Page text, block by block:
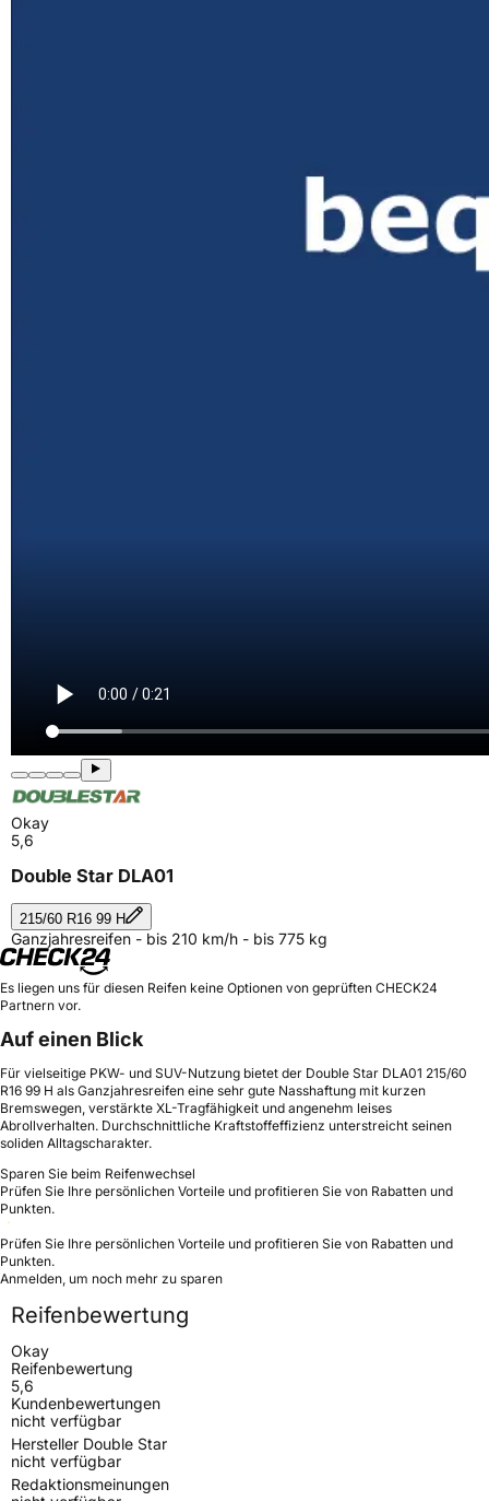
Okay
5,6
Double Star DLA01
215/60 R16 99 H
Ganzjahresreifen - bis 210 km/h - bis 775 kg
Es liegen uns für diesen Reifen keine Optionen von geprüften CHECK24
Partnern vor.
Auf einen Blick
Für vielseitige PKW- und SUV-Nutzung bietet der Double Star DLA01 215/60
R16 99 H als Ganzjahresreifen eine sehr gute Nasshaftung mit kurzen
Bremswegen, verstärkte XL-Tragfähigkeit und angenehm leises
Abrollverhalten. Durchschnittliche Kraftstoffeffizienz unterstreicht seinen
soliden Alltagscharakter.
Sparen Sie beim Reifenwechsel
Prüfen Sie Ihre persönlichen Vorteile und profitieren Sie von Rabatten und
Punkten.
Prüfen Sie Ihre persönlichen Vorteile und profitieren Sie von Rabatten und
Punkten.
Anmelden, um noch mehr zu sparen
Reifenbewertung
Okay
Reifenbewertung
5,6
Kundenbewertungen
nicht verfügbar
Hersteller Double Star
nicht verfügbar
Redaktionsmeinungen